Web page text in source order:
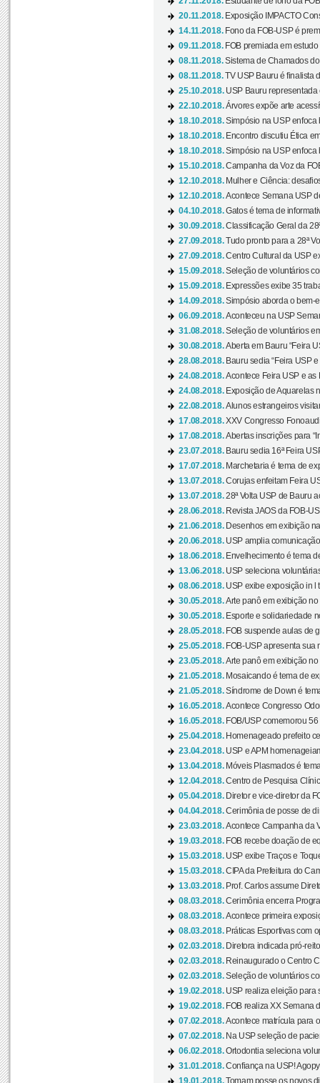
20.11.2018. Exposição IMPACTO
14.11.2018. Fono da FOB-USP é
09.11.2018. FOB premiada em estudo
08.11.2018.Sistema de Chamados
08.11.2018.TV USP Bauru é finalista
25.10.2018. USP Bauru representada
22.10.2018.Árvores expõe arte
18.10.2018.Simpósio na USP enfoca
18.10.2018. Encontro discutiu Ética
18.10.2018.Simpósio na USP enfoca
15.10.2018.Campanha da Voz da
12.10.2018. Mulher e Ciência:
12.10.2018.Acontece Semana USP
04.10.2018.Gatos é tema de
30.09.2018.Classificação Geral da
27.09.2018.Tudo pronto para a 28ª
27.09.2018.Centro Cultural da USP
15.09.2018.Seleção de voluntários
15.09.2018. Expressões exibe 35
14.09.2018.Simpósio aborda o bem-
06.09.2018.Aconteceu na USP
31.08.2018.Seleção de voluntários
30.08.2018.Aberta em Bauru “Feira
28.08.2018. Bauru sedia “Feira USP
24.08.2018.Acontece Feira USP e as
24.08.2018. Exposição de Aquarelas
22.08.2018.Alunos estrangeiros
17.08.2018.XXV Congresso
17.08.2018.Abertas inscrições para
23.07.2018. Bauru sedia 16ª Feira
17.07.2018. Marchetaria é tema de
13.07.2018.Corujas enfeitam Feira
13.07.2018.28ª Volta USP de Bauru
28.06.2018. Revista JAOS da FOB-
21.06.2018. Desenhos em exibição
20.06.2018. USP amplia
18.06.2018. Envelhecimento é tema
13.06.2018. USP seleciona
08.06.2018. USP exibe exposição in l
30.05.2018.Arte panô em exibição no
30.05.2018. Esporte e solidariedade
28.05.2018. FOB suspende aulas de
25.05.2018. FOB-USP apresenta sua
23.05.2018.Arte panô em exibição no
21.05.2018. Mosaicando é tema de
21.05.2018.Síndrome de Down é
16.05.2018.Acontece Congresso
16.05.2018. FOB/USP comemorou
25.04.2018. Homenageado prefeito
23.04.2018. USP e APM
13.04.2018. Móveis Plasmados é
12.04.2018.Centro de Pesquisa
05.04.2018. Diretor e vice-diretor da
04.04.2018.Cerimônia de posse de
23.03.2018.Acontece Campanha da
19.03.2018. FOB recebe doação de
15.03.2018. USP exibe Traços e
15.03.2018.CIPA da Prefeitura do
13.03.2018. Prof. Carlos assume
08.03.2018.Cerimônia encerra
08.03.2018.Acontece primeira
08.03.2018. Práticas Esportivas com
02.03.2018. Diretora indicada pró-
02.03.2018. Reinaugurado o Centro
02.03.2018.Seleção de voluntários
19.02.2018. USP realiza eleição para
19.02.2018. FOB realiza XX Semana
07.02.2018.Acontece matrícula para
07.02.2018. Na USP seleção de
06.02.2018.Ortodontia seleciona
31.01.2018.Confiança na USP!
19.01.2018.Tomam posse os novos